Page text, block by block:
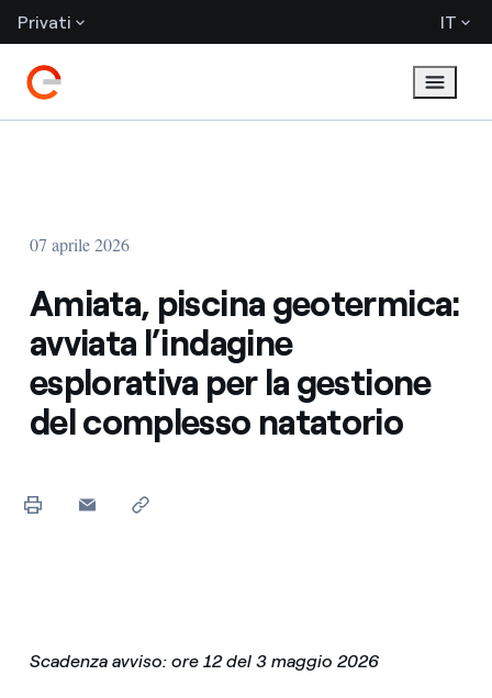
Privati IT
07 aprile 2026
Amiata, piscina geotermica:
avviata l’indagine
esplorativa per la gestione
del complesso natatorio
Scadenza avviso: ore 12 del 3 maggio 2026